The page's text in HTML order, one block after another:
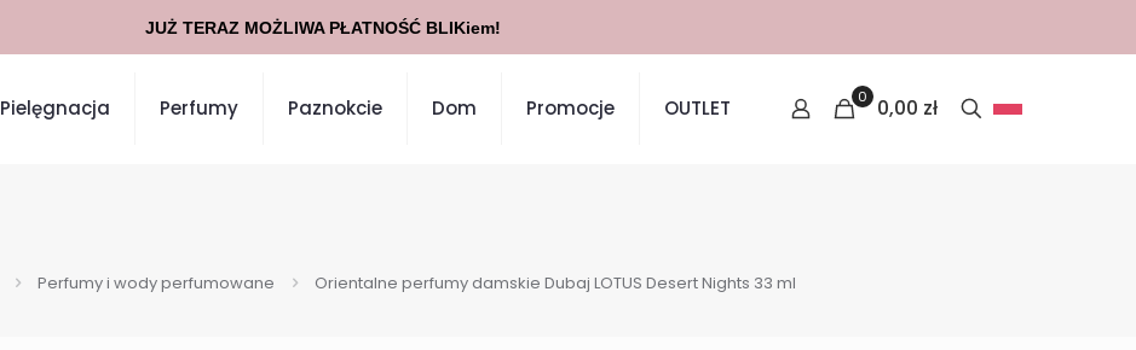
Pielęgnacja Perfumy Paznokcie Dom Promocje OUTLET 0 0,00 zł
Perfumy i wody perfumowane Orientalne perfumy damskie Dubaj LOTUS Desert Nights 33 ml
JUŻ TERAZ MOŻLIWA PŁATNOŚĆ BLIKiem!